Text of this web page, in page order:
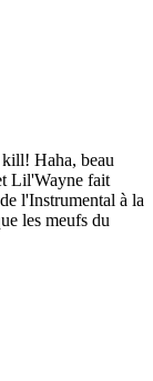
Haha, beau
Lil'Wayne fait
l'Instrumental à la
les meufs du